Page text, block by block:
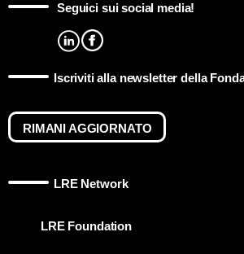
Seguici sui social media!
Iscriviti alla newsletter della
RIMANI AGGIORNATO
LRE Network
LRE Foundation